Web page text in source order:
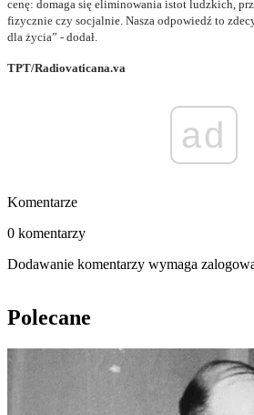
cenę: domaga się eliminowania istot ludzkich,
fizycznie czy socjalnie. Nasza odpowiedź to
dla życia” - dodał.
TPT/Radiovaticana.va
ad
Komentarze
0 komentarzy
Dodawanie komentarzy wymaga
Polecane